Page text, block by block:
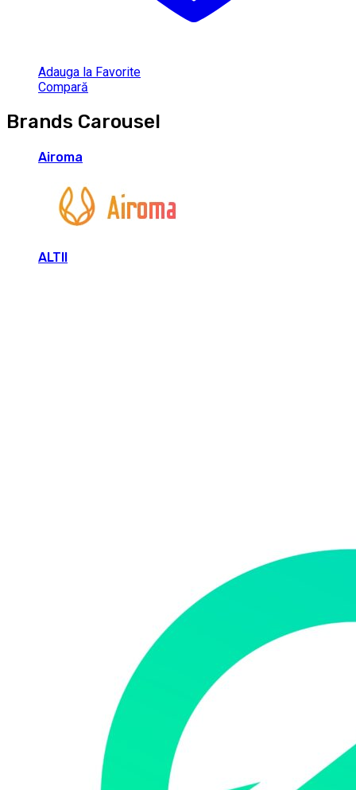
Adauga la Favorite
Compară
Brands Carousel
Airoma
ALTII